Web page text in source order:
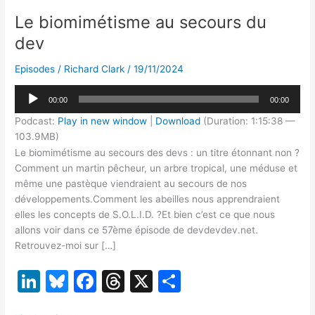
Le biomimétisme au secours du
dev
Episodes / Richard Clark /19/11/2024
Lecteur
audio
00:00 00:00
Podcast: Play in new window Download (Duration: 1:15:38 —
103.9MB)
Le biomimétisme au secours des devs : un titre étonnant non ?
Comment un martin pêcheur, un arbre tropical, une méduse et
même une pastèque viendraient au secours de nos
développements.Comment les abeilles nous apprendraient
elles les concepts de S.O.L.I.D. ?Et bien c’est ce que nous
allons voir dans ce 57ème épisode de devdevdev.net.
Retrouvez-moi sur […]
Li Bl F
T
X